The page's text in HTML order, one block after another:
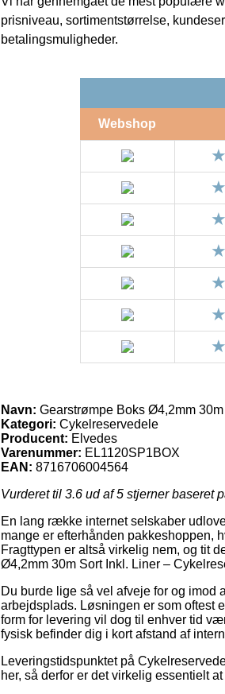
prisniveau, sortimentstørrelse,
betalingsmuligheder.
Webshop
Navn: Gearstrømpe Boks Ø4,2mm
Kategori: Cykelreservedele
Producent: Elvedes
Varenummer: EL1120SP1BOX
EAN: 8716706004564
Vurderet til 3.6 ud af 5 stjerner baseret
En lang række internet selskaber
mange er efterhånden pakkeshoppen,
Fragttypen er altså virkelig nem, og tit
Ø4,2mm 30m Sort Inkl. Liner –
Du burde lige så vel afveje for og
arbejdsplads. Løsningen er som oftest
form for levering vil dog til enhver tid
fysisk befinder dig i kort afstand af
Leveringstidspunktet på
her, så derfor er det virkelig essentielt